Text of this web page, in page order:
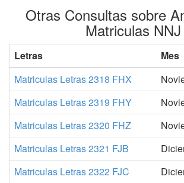
Otras Consultas sobre
Matriculas NNJ
Letras Mes
Matriculas Letras 2318 FHX
Matriculas Letras 2319 FHY
Matriculas Letras 2320 FHZ
Matriculas Letras 2321 FJB
Matriculas Letras 2322 FJC